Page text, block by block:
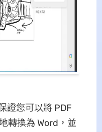
證您可以將 PDF
轉換為 Word，並